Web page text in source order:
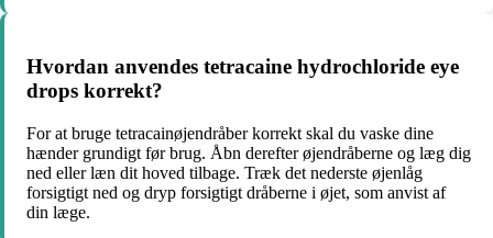
Hvordan anvendes tetracaine hydrochloride eye
drops korrekt?
For at bruge tetracainøjendråber korrekt skal du vaske dine
hænder grundigt før brug. Åbn derefter øjendråberne og læg dig
ned eller læn dit hoved tilbage. Træk det nederste øjenlåg
forsigtigt ned og dryp forsigtigt dråberne i øjet, som anvist af
din læge.